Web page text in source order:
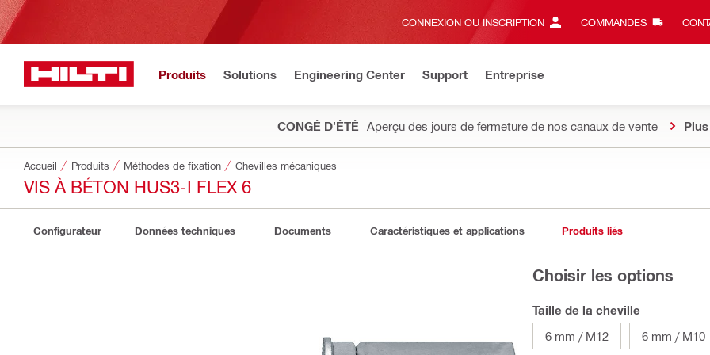
CONNEXION OU INSCRIPTION COMMANDES
Produits Solutions Engineering Center Support Entreprise
CONGÉ D'ÉTÉ Aperçu des jours de fermeture de nos canaux de vente
Accueil Produits Méthodes de fixation Chevilles mécaniques
VIS À BÉTON HUS3-I FLEX 6
Configurateur Données techniques Documents Caractéristiques et applications Produits liés
Choisir les options
Taille de la cheville
6 mm / M12
6 mm / M10